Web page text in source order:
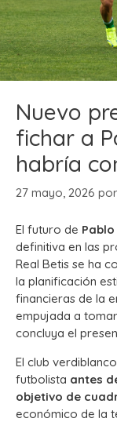
Nuevo
fichar a
habría
27 mayo, 2026 por
El futuro de
definitiva en las
Real Betis se ha
la planificación
financieras de la
empujada a
concluya el
El club
futbolista antes
objetivo de
económico de la